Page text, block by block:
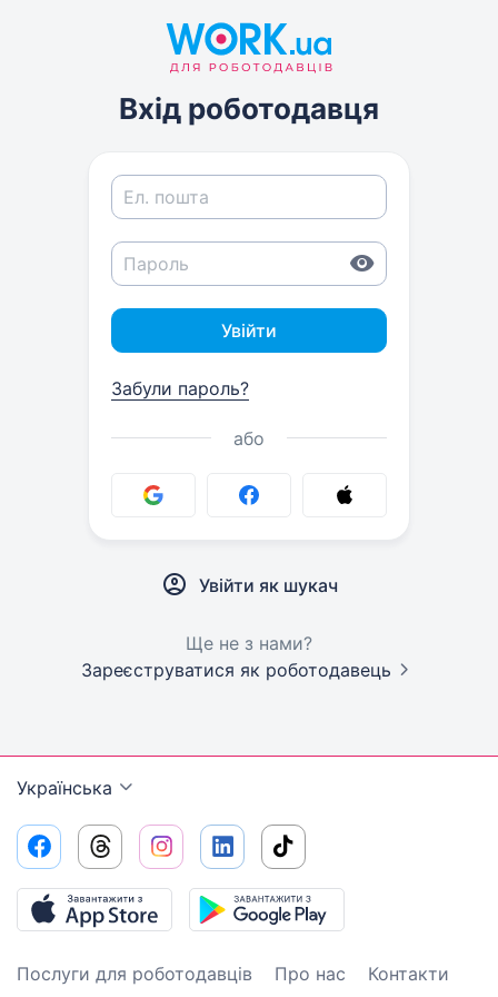
Вхід роботодавця
Увійти
Забули пароль?
або
Увійти як шукач
Ще не з нами?
Зареєструватися як роботодавець
Українська
Послуги для роботодавців Про нас
Контакти